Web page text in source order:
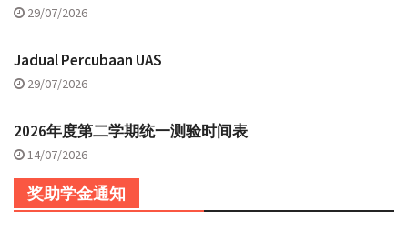
29/07/2026
Jadual Percubaan UAS
29/07/2026
2026年度第二学期统一测验时间表
14/07/2026
奖助学金通知